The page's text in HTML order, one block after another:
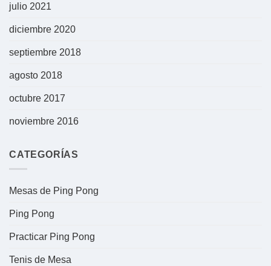
julio 2021
diciembre 2020
septiembre 2018
agosto 2018
octubre 2017
noviembre 2016
CATEGORÍAS
Mesas de Ping Pong
Ping Pong
Practicar Ping Pong
Tenis de Mesa